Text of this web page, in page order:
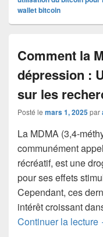
wallet bitcoin
Comment la
dépression :
sur les
Posté le mars 1, 2025par
La MDMA (3,4-
communément
récréatif, est une
pour ses effets
Cependant, ces
intérêt croissant
Continuer la lecture